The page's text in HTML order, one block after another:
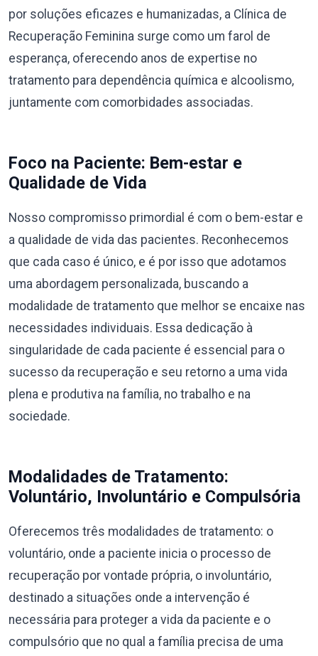
por soluções eficazes e humanizadas, a Clínica de
Recuperação Feminina surge como um farol de
esperança, oferecendo anos de expertise no
tratamento para dependência química e alcoolismo,
juntamente com comorbidades associadas.
Foco na Paciente: Bem-estar e
Qualidade de Vida
Nosso compromisso primordial é com o bem-estar e
a qualidade de vida das pacientes. Reconhecemos
que cada caso é único, e é por isso que adotamos
uma abordagem personalizada, buscando a
modalidade de tratamento que melhor se encaixe nas
necessidades individuais. Essa dedicação à
singularidade de cada paciente é essencial para o
sucesso da recuperação e seu retorno a uma vida
plena e produtiva na família, no trabalho e na
sociedade.
Modalidades de Tratamento:
Voluntário, Involuntário e Compulsória
Oferecemos três modalidades de tratamento: o
voluntário, onde a paciente inicia o processo de
recuperação por vontade própria, o involuntário,
destinado a situações onde a intervenção é
necessária para proteger a vida da paciente e o
compulsório que no qual a família precisa de uma